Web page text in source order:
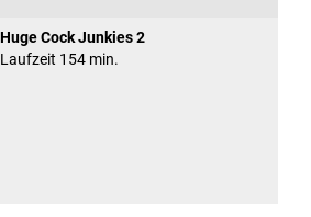
Huge Cock Junkies 2
Laufzeit 154 min.